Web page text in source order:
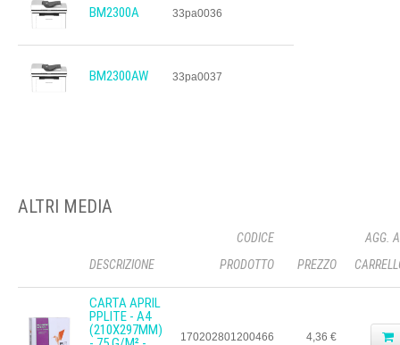
BM2300A 33pa0036
BM2300AW 33pa0037
ALTRI MEDIA
DESCRIZIONE
CODICE
PRODOTTO
PREZZO
AGG.
CARTA APRIL
PPLITE - A4
(210X297MM)
170202801200466 4,36 €